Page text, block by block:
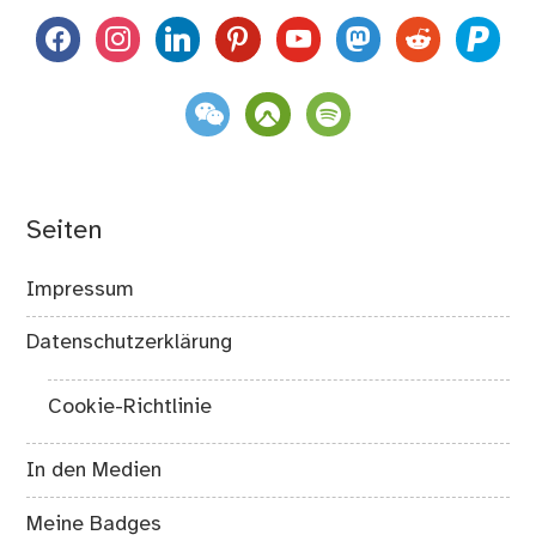
facebookinstagramlinkedinpinterestyoutubemastodon
reddit paypal
weixin komootspotify
Seiten
Impressum
Datenschutzerklärung
Cookie-Richtlinie
In den Medien
Meine Badges